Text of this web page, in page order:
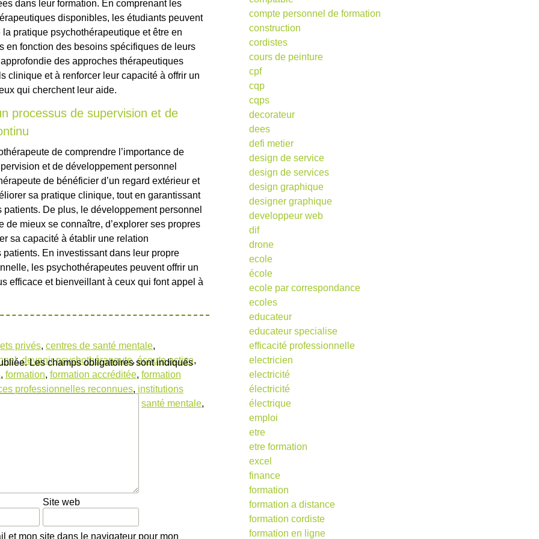
dans leur formation. En comprenant les
disponibles, les étudiants peuvent
pratique psychothérapeutique et être en
en fonction des besoins spécifiques de leurs
des approches thérapeutiques
clinique et à renforcer leur capacité à offrir un
qui cherchent leur aide.
processus de supervision et de
de comprendre l’importance de
et de développement personnel
de bénéficier d’un regard extérieur et
sa pratique clinique, tout en garantissant
De plus, le développement personnel
de mieux se connaître, d’explorer ses propres
sa capacité à établir une relation
En investissant dans leur propre
les psychothérapeutes peuvent offrir un
efficace et bienveillant à ceux qui font appel à
privés, centres de santé mentale,
,devenir psychothérapeute,écoute active,
, formation, formation accréditée, formation
professionnelles reconnues, institutions
santé mentale,
Les champs obligatoires sont indiqués
Site web
et mon site dans le navigateur pour mon
compte personnel de formation
construction
cordistes
cours de peinture
cpf
cqp
cqps
decorateur
dees
defi metier
design de service
design de services
design graphique
designer graphique
developpeur web
dif
drone
ecole
école
ecole par correspondance
ecoles
educateur
educateur specialise
efficacité professionnelle
electricien
electricité
électricité
électrique
emploi
etre
etre formation
excel
finance
formation
formation a distance
formation cordiste
formation en ligne